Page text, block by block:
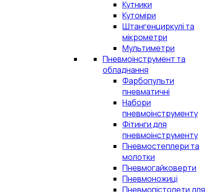
Кутники
Кутоміри
Штангенциркулі та
мікрометри
Мультиметри
Пневмоінструмент та
обладнання
Фарбопульти
пневматичні
Набори
пневмоінструменту
Фітинги для
пневмоінструменту
Пневмостеплери та
молотки
Пневмогайковерти
Пневмоножиці
Пневмопістолети для